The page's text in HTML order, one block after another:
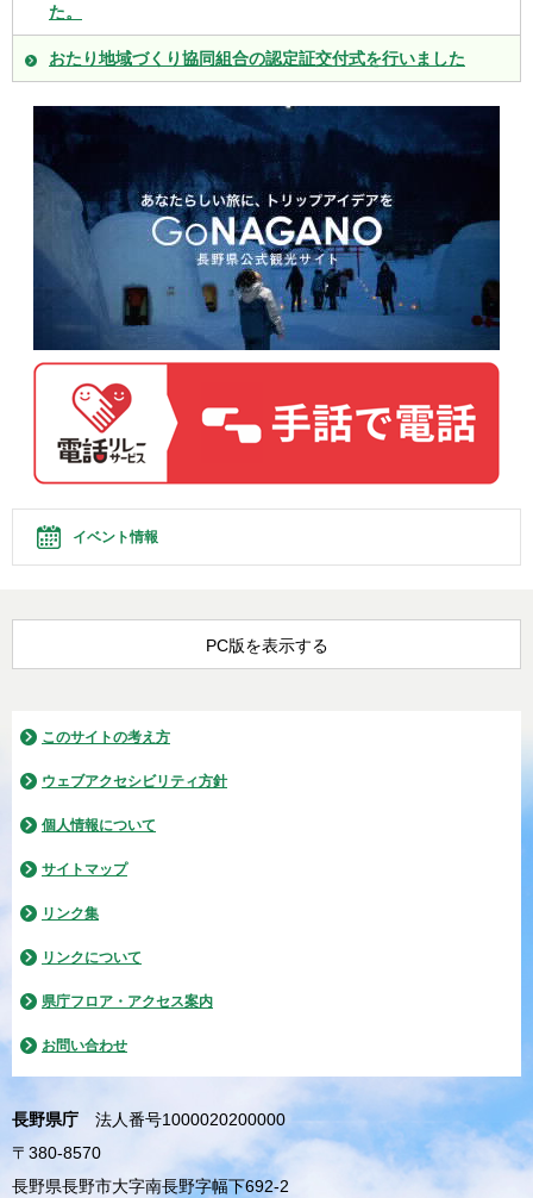
た。
おたり地域づくり協同組合の認定証交付式を行いました
イベント情報
PC版を表示する
このサイトの考え方
ウェブアクセシビリティ方針
個人情報について
サイトマップ
リンク集
リンクについて
県庁フロア・アクセス案内
お問い合わせ
長野県庁
法人番号1000020200000
〒380-8570
長野県長野市大字南長野字幅下692-2